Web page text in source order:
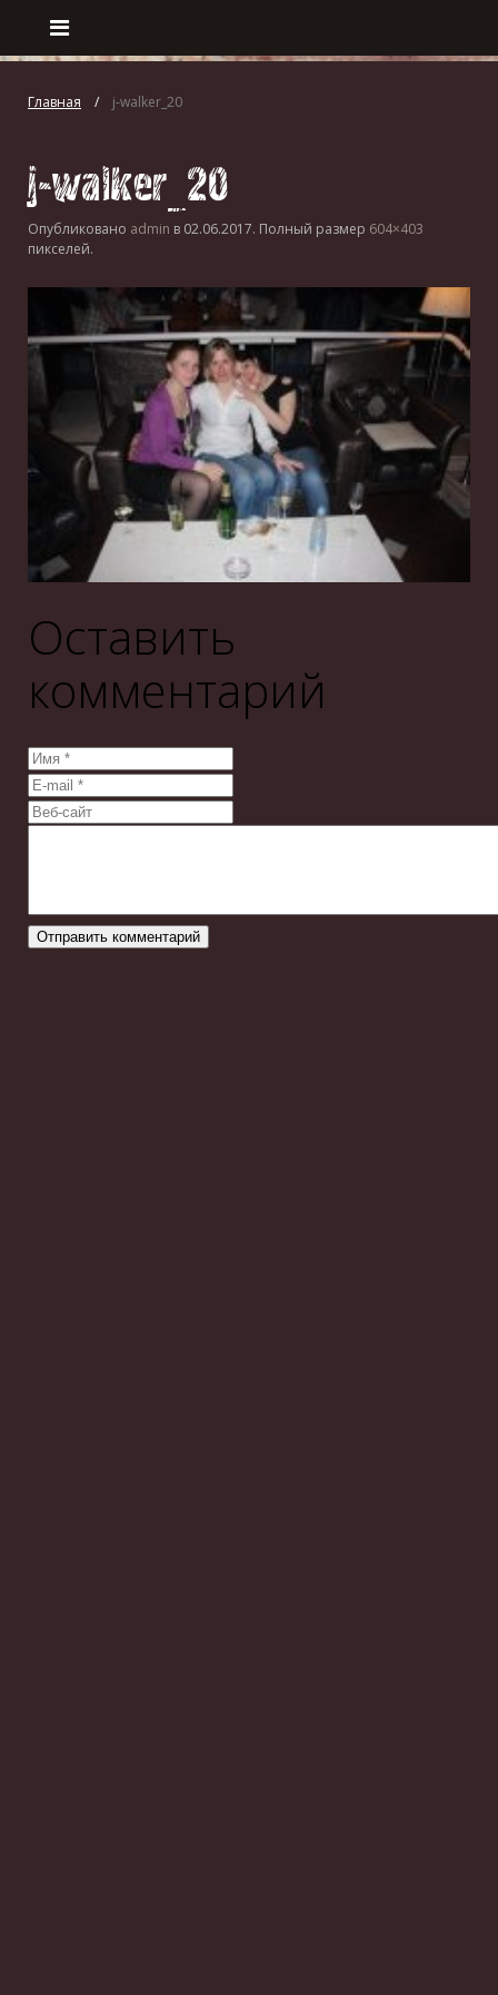
Главная j-walker_20
j-walker_20
Опубликовано admin в 02.06.2017. Полный размер 604×403
пикселей.
Оставить
комментарий
Отправить комментарий